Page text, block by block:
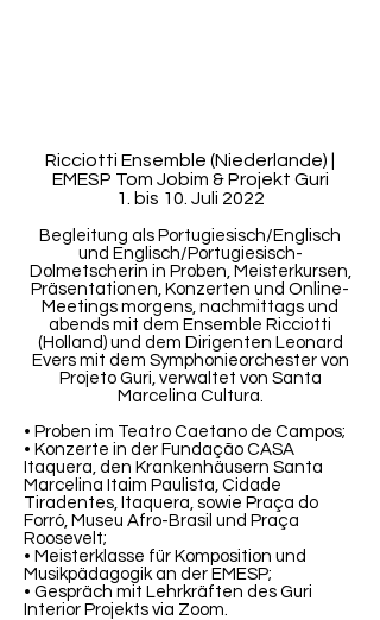
Ricciotti Ensemble (Niederlande) |
EMESP Tom Jobim & Projekt Guri
1. bis 10. Juli 2022
Begleitung als Portugiesisch/Englisch
und Englisch/Portugiesisch-
Dolmetscherin in Proben, Meisterkursen,
Präsentationen, Konzerten und Online-
Meetings morgens, nachmittags und
abends mit dem Ensemble Ricciotti
(Holland) und dem Dirigenten Leonard
Evers mit dem Symphonieorchester von
Projeto Guri, verwaltet von Santa
Marcelina Cultura.
• Proben im Teatro Caetano de Campos;
• Konzerte in der Fundação CASA
Itaquera, den Krankenhäusern Santa
Marcelina Itaim Paulista, Cidade
Tiradentes, Itaquera, sowie Praça do
Forró, Museu Afro-Brasil und Praça
Roosevelt;
• Meisterklasse für Komposition und
Musikpädagogik an der EMESP;
• Gespräch mit Lehrkräften des Guri
Interior Projekts via Zoom.